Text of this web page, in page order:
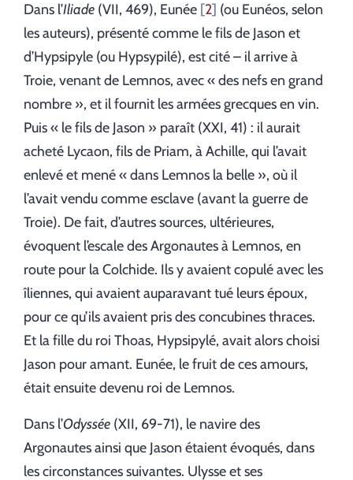
Dans l’Iliade (VII, 469), Eunée 2 (ou Eunéos, selon
les auteurs), présenté comme le fils de Jason et
d’Hypsipyle (ou Hypsypilé), est cité – il arrive à
Troie, venant de Lemnos, avec « des nefs en grand
nombre », et il fournit les armées grecques en vin.
Puis « le fils de Jason » paraît (XXI, 41) : il aurait
acheté Lycaon, fils de Priam, à Achille, qui l’avait
enlevé et mené « dans Lemnos la belle », où il
l’avait vendu comme esclave (avant la guerre de
Troie). De fait, d’autres sources, ultérieures,
évoquent l’escale des Argonautes à Lemnos, en
route pour la Colchide. Ils y avaient copulé avec les
îliennes, qui avaient auparavant tué leurs époux,
pour ce qu’ils avaient pris des concubines thraces.
Et la fille du roi Thoas, Hypsipylé, avait alors choisi
Jason pour amant. Eunée, le fruit de ces amours,
était ensuite devenu roi de Lemnos.
Dans l’Odyssée (XII, 69-71), le navire des
Argonautes ainsi que Jason étaient évoqués, dans
les circonstances suivantes. Ulysse et ses